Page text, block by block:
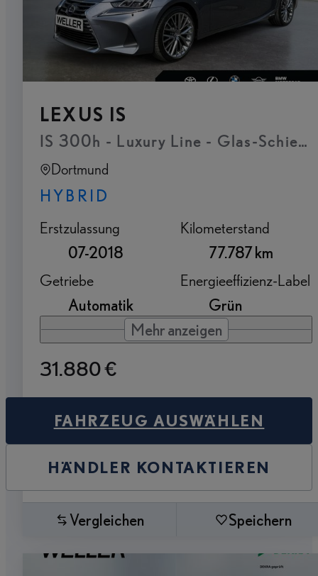
LEXUS IS
IS 300h - Luxury Line - Glas-
Dortmund
HYBRID
Erstzulassung
07-2018
Kilometerstand
77.787 km
Getriebe
Automatik
Energieeffizienz-Label
Grün
Mehr anzeigen
31.880 €
FAHRZEUG AUSWÄHLEN
HÄNDLER KONTAKTIEREN
Vergleichen Speichern